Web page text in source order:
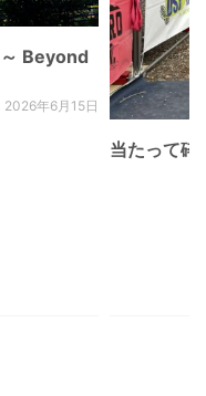
Beyond
2026年6月15日
当たって砕